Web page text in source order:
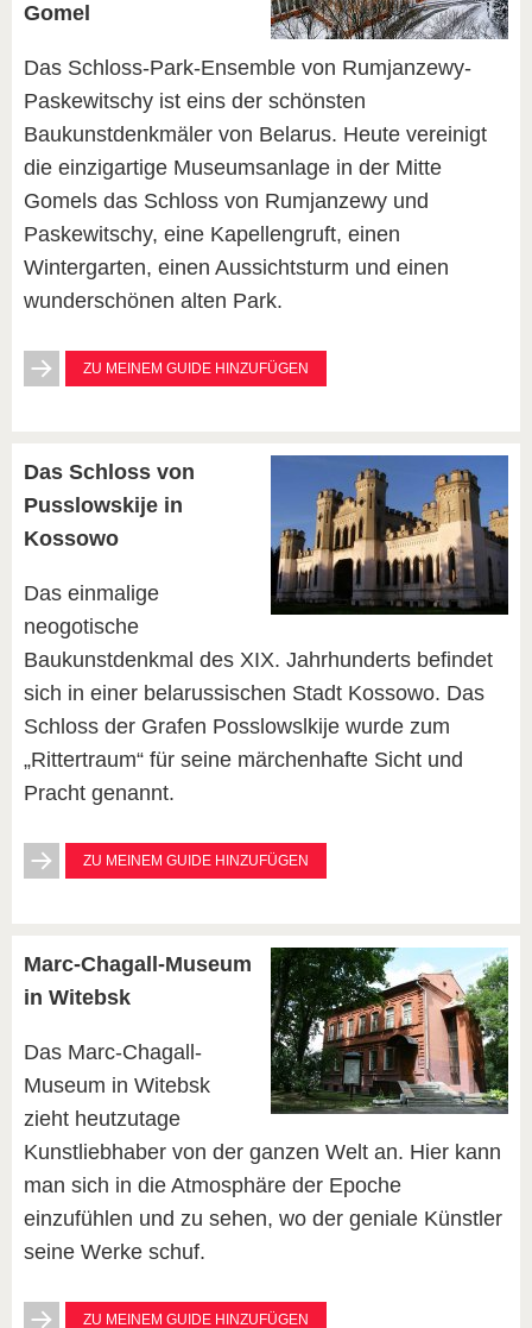
Gomel
Das Schloss-Park-Ensemble von Rumjanzewy-
Paskewitschy ist eins der schönsten
Baukunstdenkmäler von Belarus. Heute vereinigt
die einzigartige Museumsanlage in der Mitte
Gomels das Schloss von Rumjanzewy und
Paskewitschy, eine Kapellengruft, einen
Wintergarten, einen Aussichtsturm und einen
wunderschönen alten Park.
ZU MEINEM GUIDE HINZUFÜGEN
Das Schloss von
Pusslowskije in
Kossowo
Das einmalige
neogotische
Baukunstdenkmal des XIX. Jahrhunderts befindet
sich in einer belarussischen Stadt Kossowo. Das
Schloss der Grafen Posslowslkije wurde zum
„Rittertraum“ für seine märchenhafte Sicht und
Pracht genannt.
ZU MEINEM GUIDE HINZUFÜGEN
Marc-Chagall-Museum
in Witebsk
Das Marc-Chagall-
Museum in Witebsk
zieht heutzutage
Kunstliebhaber von der ganzen Welt an. Hier kann
man sich in die Atmosphäre der Epoche
einzufühlen und zu sehen, wo der geniale Künstler
seine Werke schuf.
ZU MEINEM GUIDE HINZUFÜGEN